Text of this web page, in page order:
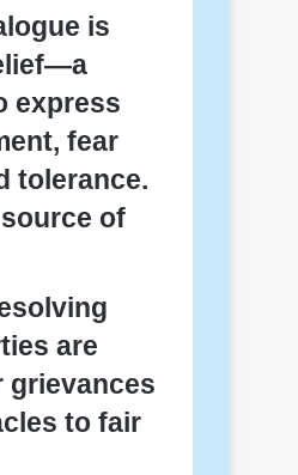
is
express
fear
tolerance.
of
are
grievances
to fair